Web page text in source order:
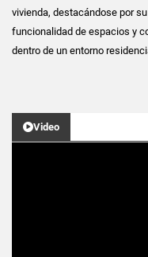
vivienda, destacándose por
funcionalidad de espacios y
dentro de un entorno
Video